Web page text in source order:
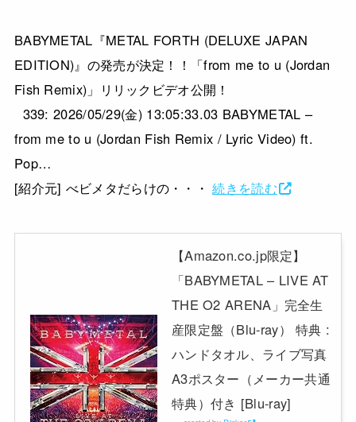
BABYMETAL『METAL FORTH (DELUXE JAPAN
EDITION)』の発売が決定！！「from me to u (Jordan
Fish Remix)」リリックビデオ公開！
339: 2026/05/29(金) 13:05:33.03 BABYMETAL –
from me to u (Jordan Fish Remix / Lyric Video) ft.
Pop…
[紹介元] べビメタだらけの・・・続きを読む
【Amazon.co.jp限定】
「BABYMETAL – LIVE AT
THE O2 ARENA」完全生
産限定盤（Blu-ray） 特典 :
ハンドタオル、ライブ写真
A3ポスター（メーカー共通
特典）付き [Blu-ray]